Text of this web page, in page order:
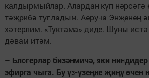
калдырмыйлар. Алардан күп нәрсәгә
тәҗрибә тупладым. Аеруча Энҗенең
хәтерлим. «Туктама» диде. Шуны
дәвам итәм.
– Блогерлар бизәнмичә, яки
эфирга чыга. Бу үз-үзеңне җиңү өчен